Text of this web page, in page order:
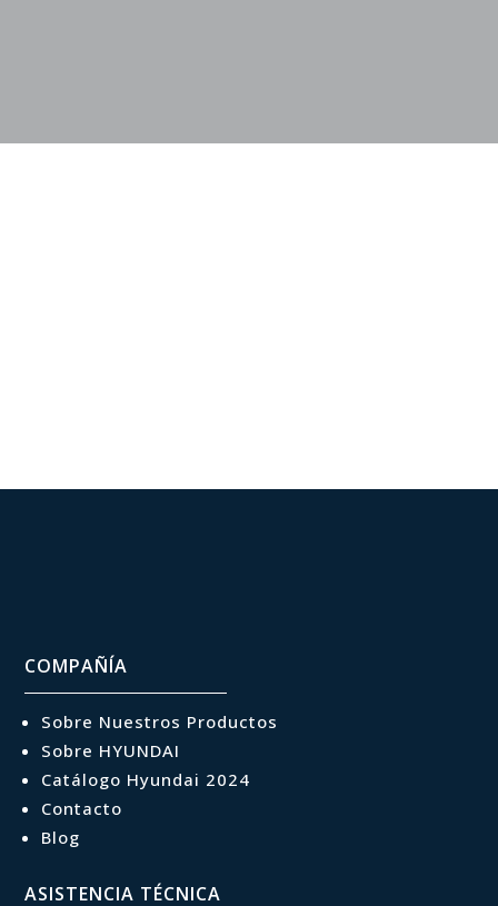
COMPAÑÍA
Sobre Nuestros Productos
Sobre HYUNDAI
Catálogo Hyundai 2024
Contacto
Blog
ASISTENCIA TÉCNICA